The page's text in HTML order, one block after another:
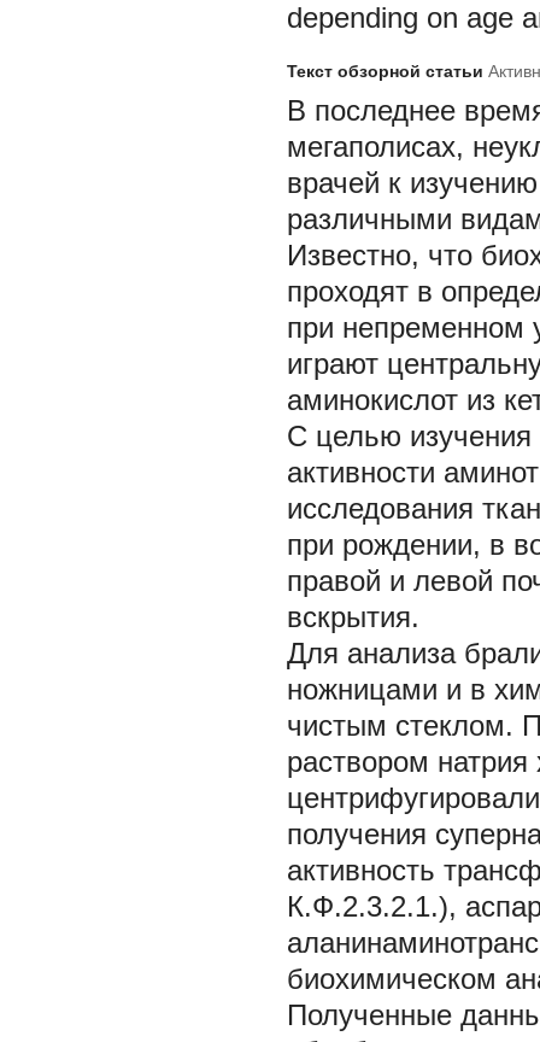
depending on age
Текст обзорной статьи
В последнее
мегаполисах,
врачей к
различными
Известно, что
проходят в
при непременном
играют
аминокислот из
С целью изучения
активности
исследования
при рождении, в
правой и левой
вскрытия.
Для анализа
ножницами и в
чистым стеклом.
раствором
получения
активность
К.Ф.2.3.2.1.),
биохимическом
Полученные